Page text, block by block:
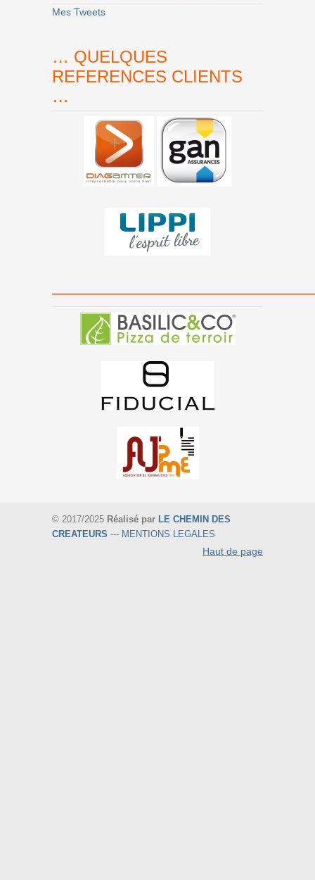
Mes Tweets
… QUELQUES
REFERENCES CLIENTS
…
© 2017/2025 Réalisé par LE CHEMIN DES
CREATEURS --- MENTIONS LEGALES
Haut de page